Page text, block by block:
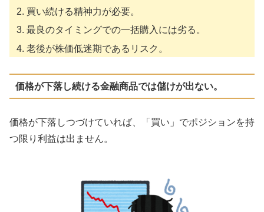
買い続ける精神力が必要。
最良のタイミングでの一括購入には劣る。
老後が株価低迷期であるリスク。
価格が下落し続ける金融商品では儲けが出ない。
価格が下落しつづけていれば、「買い」でポジションを持
つ限り利益は出ません。